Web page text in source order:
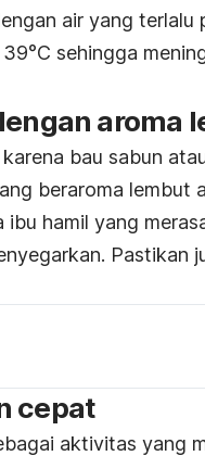
air yang terlalu
sehingga
aroma
bau sabun
beraroma lembut
ibu hamil yang
Pastikan
cepat
aktivitas yang